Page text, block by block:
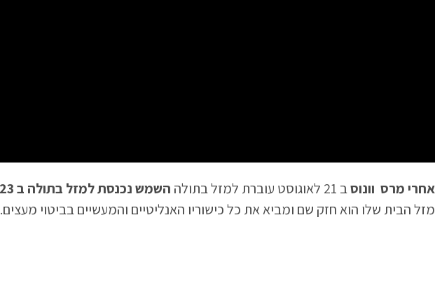
אחרי מרס וונוסב 21 לאוגוסט עוברת למזל בתולה השמש נכנסת למזל בתולה ב 23 לחודש אוגוסט
מזל הבית שלו הוא חזק שם ומביא את כל כישוריו האנליטיים והמעשיים בביטוי מעצים.